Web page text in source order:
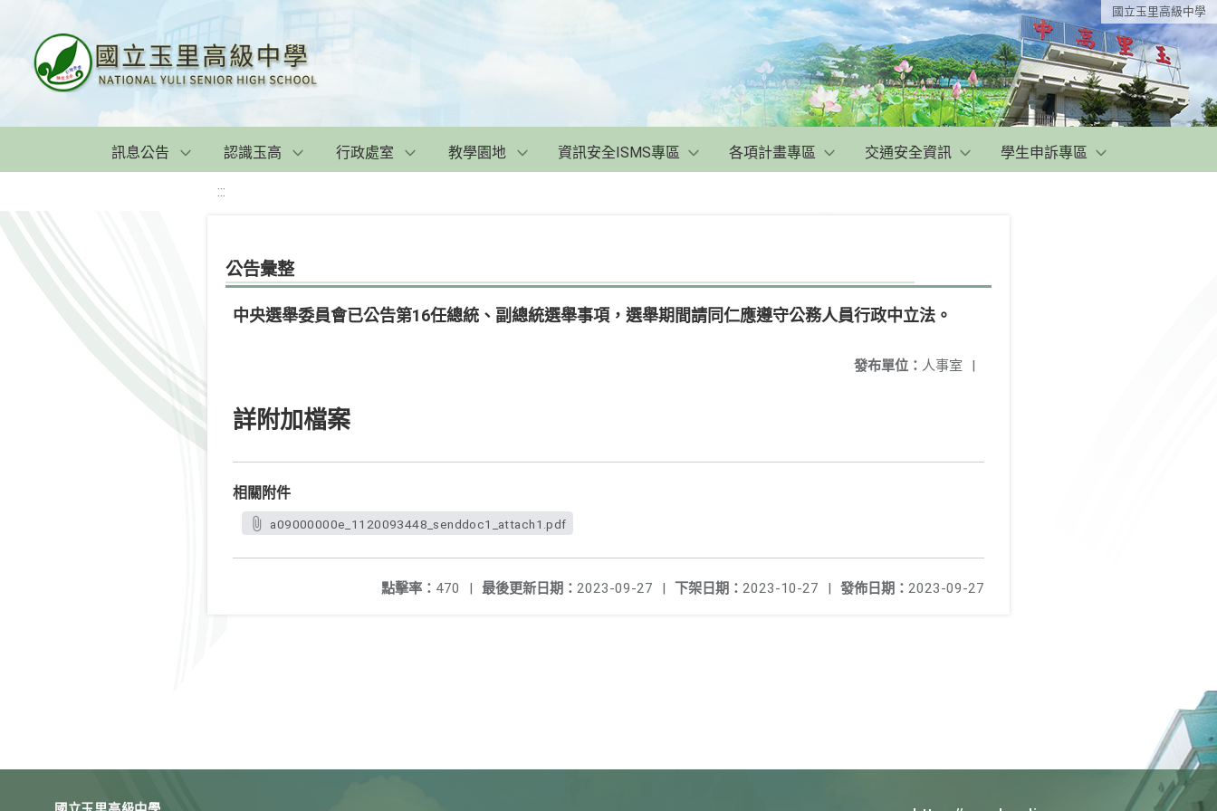
國立玉里高級中學
訊息公告 認識玉高 行政處室 教學園地 資訊安全ISMS專區 各項計畫專區 交通安全資訊 學生申訴專區
:::
公告彙整
中央選舉委員會已公告第16任總統、副總統選舉事項，選舉期間請同仁應遵守公務人員行政中立法。
發布單位： 人事室 |
詳附加檔案
相關附件
a09000000e_1120093448_senddoc1_attach1.pdf
發佈日期： 2023-09-27
下架日期： 2023-10-27 |
最後更新日期： 2023-09-27 |
點擊率： 470 |